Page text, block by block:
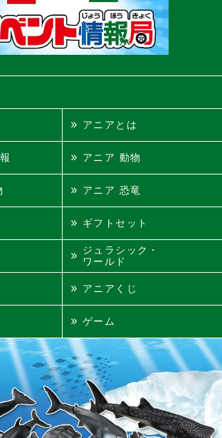
アニアとは
アニア 動物
アニア 恐竜
ギフトセット
ジュラシック・
ワールド
アニアくじ
ゲーム